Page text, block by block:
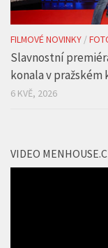
Slavnostní
konala v pražském
6 KVĚ, 2026